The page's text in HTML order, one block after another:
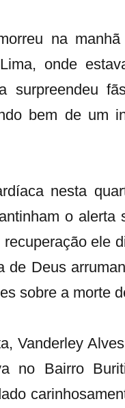
na
onde
surpreendeu
bem de um
nesta
o alerta
ele
de Deus
sobre a morte
Vanderley
no Bairro